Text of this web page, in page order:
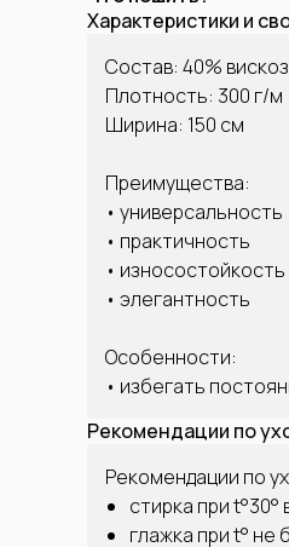
Характеристики и
Состав: 40%
Плотность: 300 г/м
Ширина: 150 см
Преимущества:
• универсальность
• практичность
• износостойкость
• элегантность
Особенности:
• избегать
Рекомендации по
Рекомендации по
стирка при
глажка при t° не